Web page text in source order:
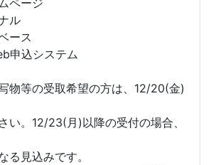
ページ
ル
ース
申込システム
物等の受取希望の方は、12/20(金)
い。12/23(月)以降の受付の場合、
なる見込みです。